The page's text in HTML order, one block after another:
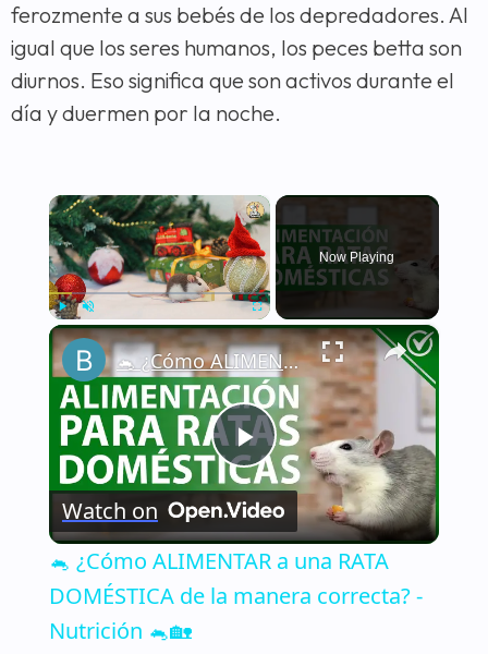
ferozmente a sus bebés de los depredadores. Al
igual que los seres humanos, los peces betta son
diurnos. Eso significa que son activos durante el
día y duermen por la noche.
×
Play Unmute Fullscreen
Now Playing
×
Play
Video
🐁 ¿Cómo ALIMENTAR a una RATA DOMÉSTICA de la manera correcta? - Nutrición 🐁🏡
Watch on
🐁 ¿Cómo ALIMENTAR a una RATA
DOMÉSTICA de la manera correcta? -
Nutrición 🐁🏡